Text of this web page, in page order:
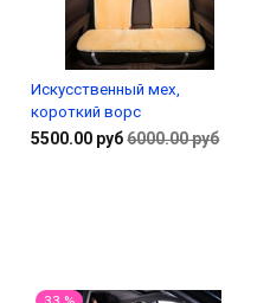
Искусственный мех,
короткий ворс
5500.00 руб 6000.00 руб